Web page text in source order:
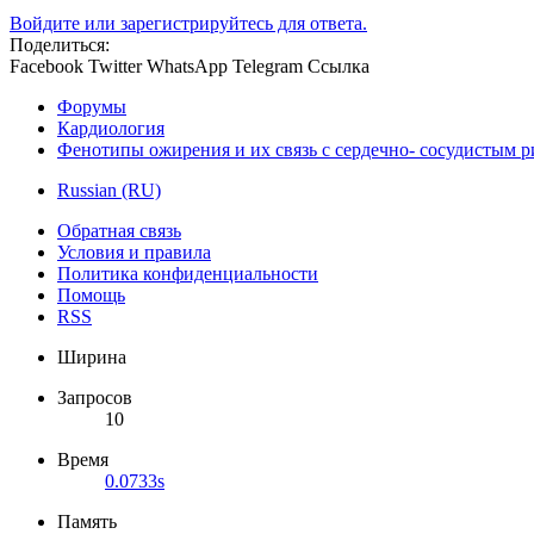
Войдите или зарегистрируйтесь для ответа.
Поделиться:
Facebook Twitter WhatsApp Telegram Ссылка
Форумы
Кардиология
Фенотипы ожирения и их связь с сердечно- сосудистым
Russian (RU)
Обратная связь
Условия и правила
Политика конфиденциальности
Помощь
RSS
Ширина
Запросов
10
Время
0.0733s
Память